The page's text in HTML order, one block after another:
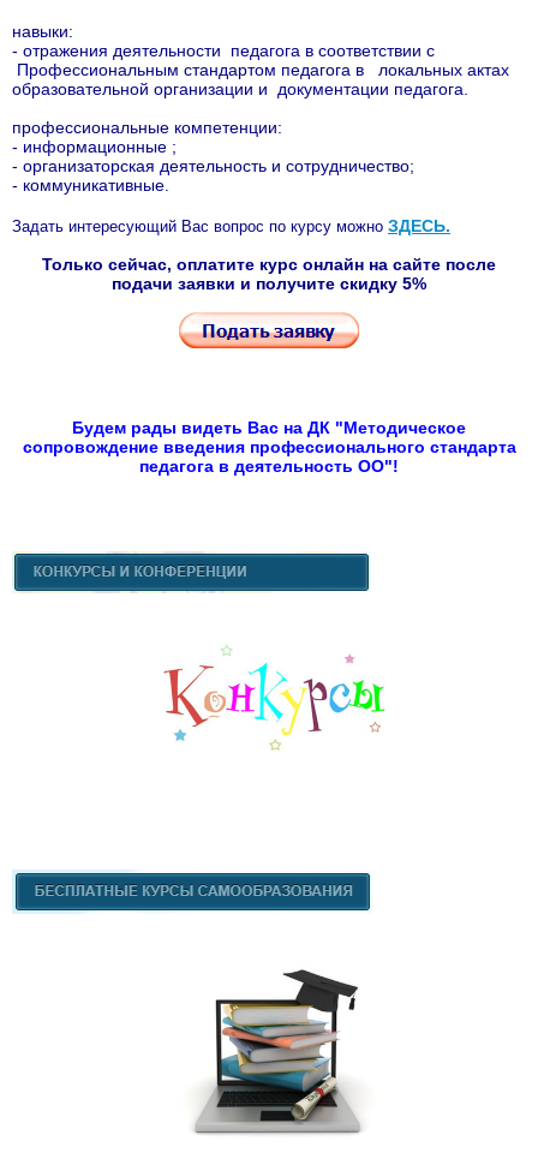
навыки:
- отражения деятельности педагога в соответствии с
Профессиональным стандартом педагога в локальных актах
образовательной организации и документации педагога.
профессиональные компетенции:
- информационные ;
- организаторская деятельность и сотрудничество;
- коммуникативные.
Задать интересующий Вас вопрос по курсу можно ЗДЕСЬ.
Только сейчас, оплатите курс онлайн на сайте после
подачи заявки и получите скидку 5%
Будем рады видеть Вас на ДК "Методическое
сопровождение введения профессионального стандарта
педагога в деятельность ОО"!